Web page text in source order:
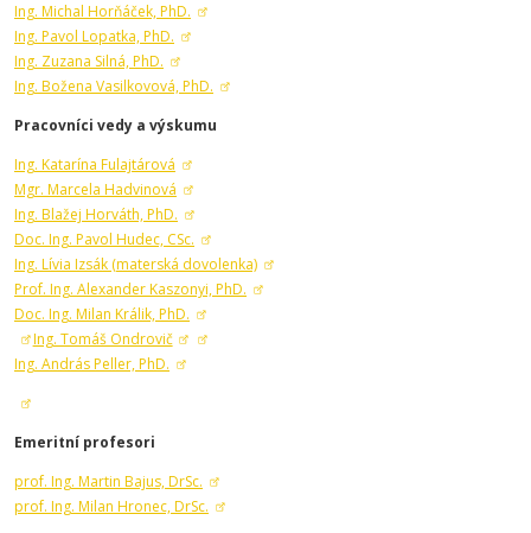
Ing. Michal Horňáček, PhD.
Ing. Pavol Lopatka, PhD.
Ing. Zuzana Silná, PhD.
Ing. Božena Vasilkovová, PhD.
Pracovníci vedy a výskumu
Ing. Katarína Fulajtárová
Mgr. Marcela Hadvinová
Ing. Blažej Horváth, PhD.
Doc. Ing. Pavol Hudec, CSc.
Ing. Lívia Izsák (materská dovolenka)
Prof. Ing. Alexander Kaszonyi, PhD.
Doc. Ing. Milan Králik, PhD.
Ing. Tomáš Ondrovič
Ing. András Peller, PhD.
Emeritní profesori
prof. Ing. Martin Bajus, DrSc.
prof. Ing. Milan Hronec, DrSc.